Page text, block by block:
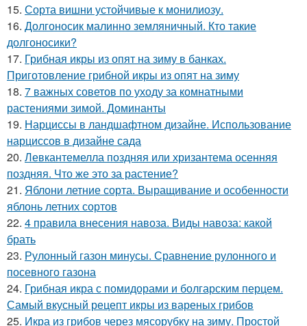
15. Сорта вишни устойчивые к монилиозу.
16. Долгоносик малинно земляничный. Кто такие
долгоносики?
17. Грибная икры из опят на зиму в банках.
Приготовление грибной икры из опят на зиму
18. 7 важных советов по уходу за комнатными
растениями зимой. Доминанты
19. Нарциссы в ландшафтном дизайне. Использование
нарциссов в дизайне сада
20. Левкантемелла поздняя или хризантема осенняя
поздняя. Что же это за растение?
21. Яблони летние сорта. Выращивание и особенности
яблонь летних сортов
22. 4 правила внесения навоза. Виды навоза: какой
брать
23. Рулонный газон минусы. Сравнение рулонного и
посевного газона
24. Грибная икра с помидорами и болгарским перцем.
Самый вкусный рецепт икры из вареных грибов
25. Икра из грибов через мясорубку на зиму. Простой